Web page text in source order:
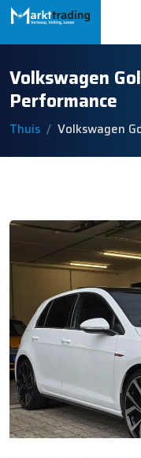
Volkswagen
Performance
Thuis Volkswagen